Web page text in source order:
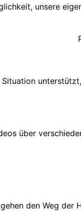
unsere
über
den Weg der